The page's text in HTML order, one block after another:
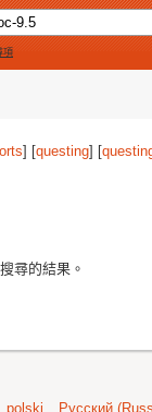
項
] [questing] [
尋的結果。
polski Русский